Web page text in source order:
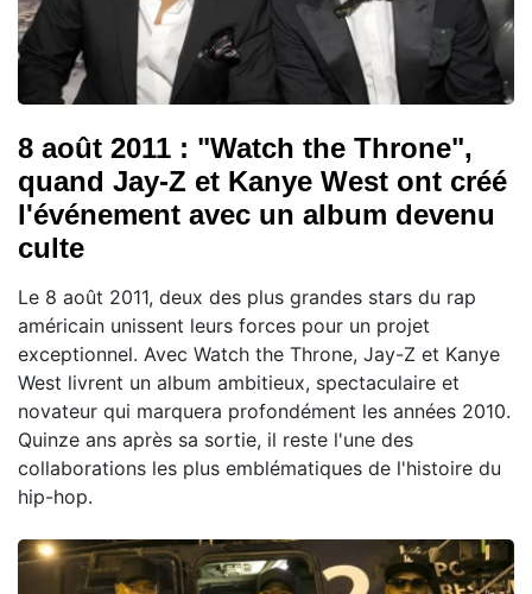
8 août 2011 : "Watch the Throne",
quand Jay-Z et Kanye West ont créé
l'événement avec un album devenu
culte
Le 8 août 2011, deux des plus grandes stars du rap
américain unissent leurs forces pour un projet
exceptionnel. Avec Watch the Throne, Jay-Z et Kanye
West livrent un album ambitieux, spectaculaire et
novateur qui marquera profondément les années 2010.
Quinze ans après sa sortie, il reste l'une des
collaborations les plus emblématiques de l'histoire du
hip-hop.